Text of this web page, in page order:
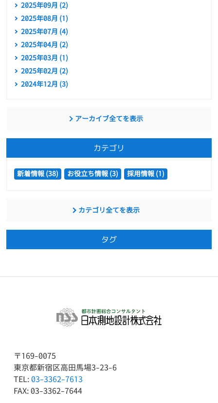
2025年09月 (2)
2025年08月 (1)
2025年07月 (4)
2025年04月 (2)
2025年03月 (1)
2025年02月 (2)
2024年12月 (3)
アーカイブ全てを表示
カテゴリ
新着情報 (38) お役立ち情報 (3) 採用情報 (1)
カテゴリ全てを表示
タグ
〒169-0075
東京都新宿区高田馬場3-23-6
TEL:03-3362-7613
FAX: 03-3362-7644